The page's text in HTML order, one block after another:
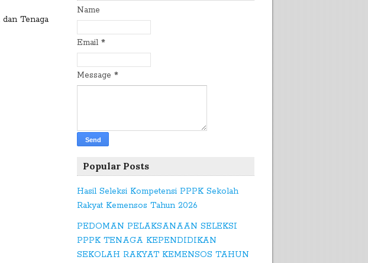
Tenaga
Name
Email *
Message *
Popular Posts
Hasil Seleksi Kompetensi PPPK Sekolah
Rakyat Kemensos Tahun 2026
PEDOMAN PELAKSANAAN SELEKSI
PPPK TENAGA KEPENDIDIKAN
SEKOLAH RAKYAT KEMENSOS TAHUN